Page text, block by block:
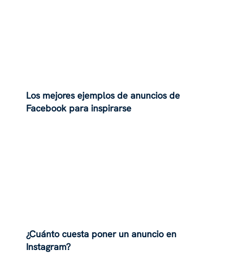
Los mejores ejemplos de anuncios de
Facebook para inspirarse
¿Cuánto cuesta poner un anuncio en
Instagram?